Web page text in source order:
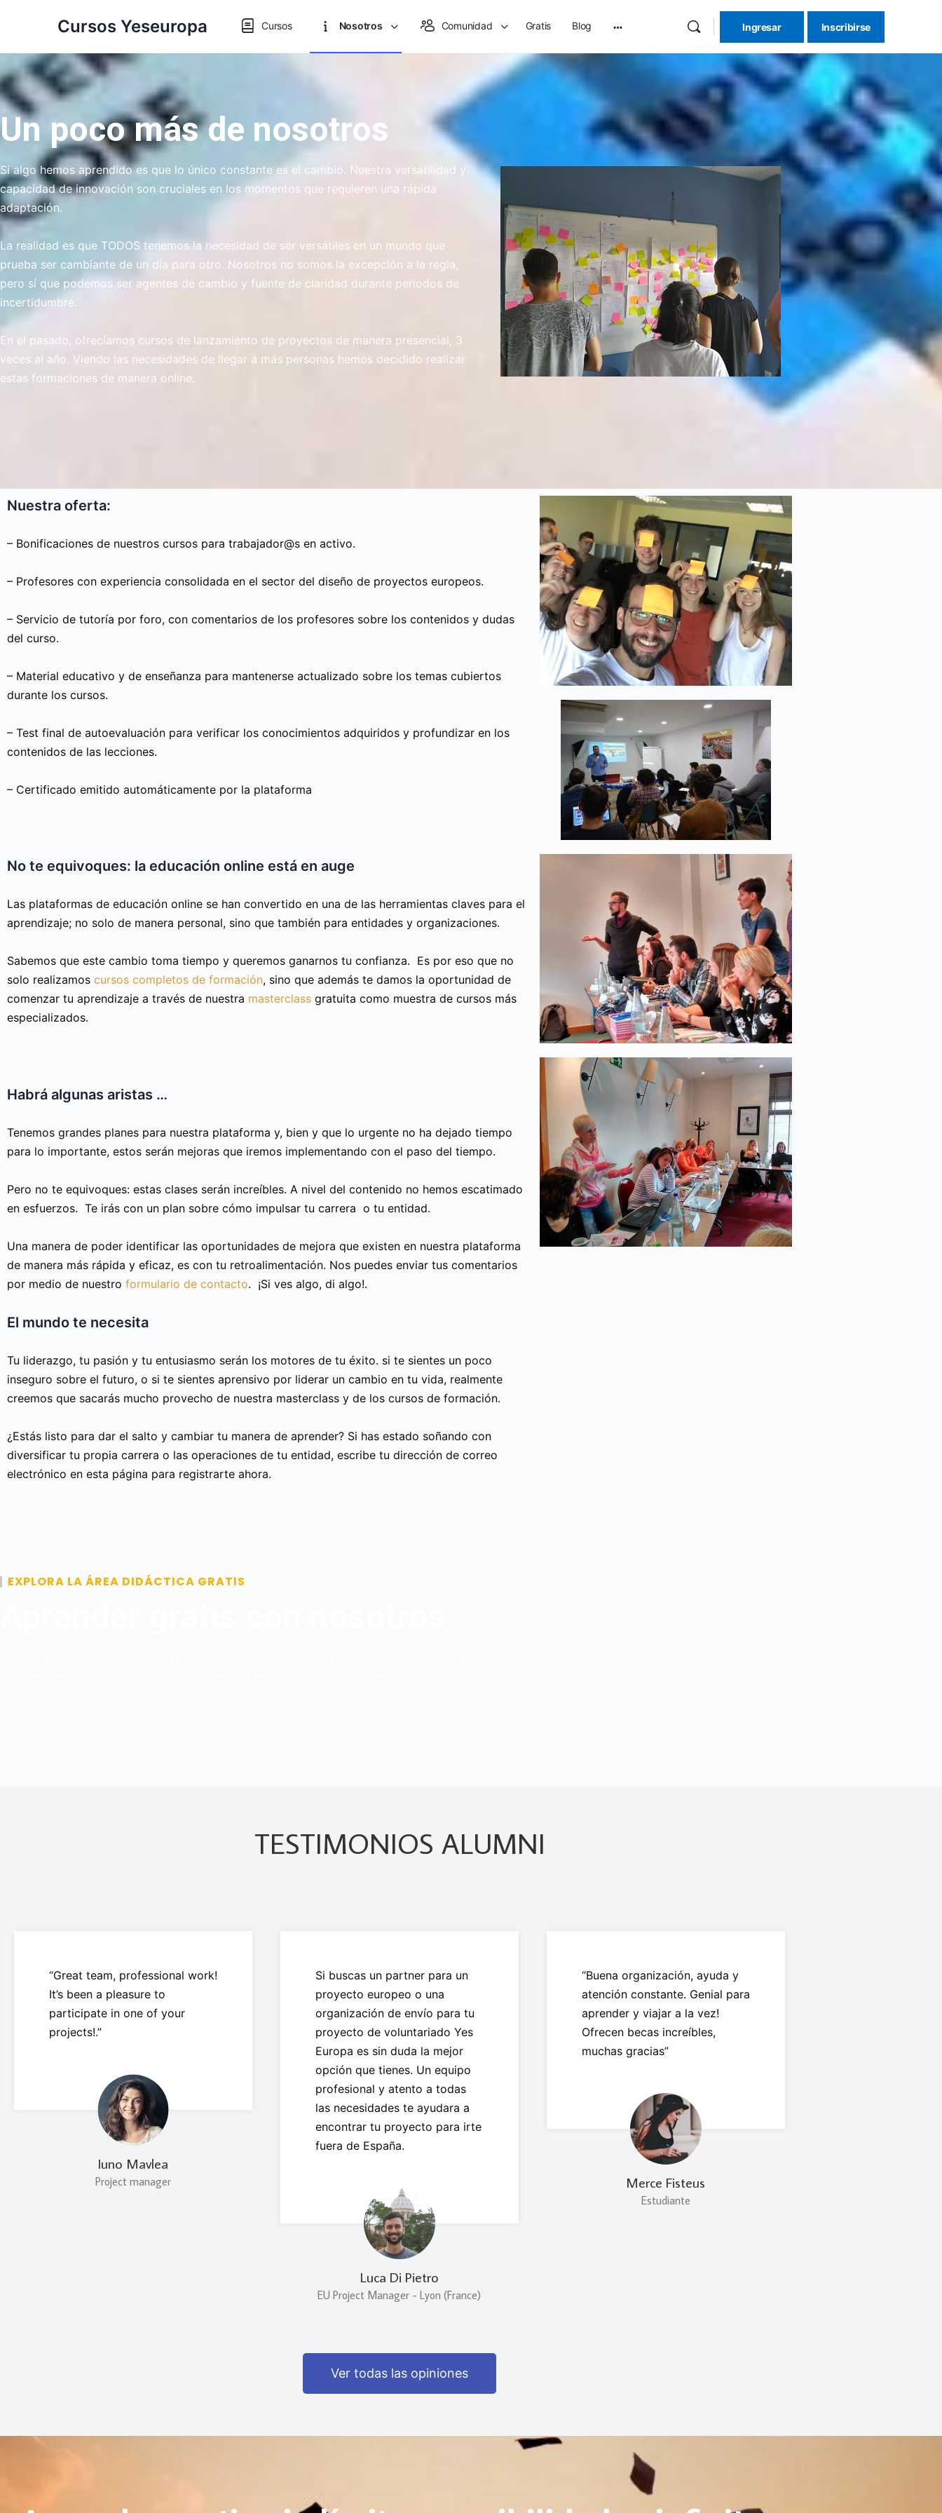
Cursos Yeseuropa Cursos Nosotros Comunidad Gratis Blog Ingresar Inscribirse
Un poco más de nosotros
Si algo hemos aprendido es que lo único constante es el cambio. Nuestra versatilidad y
capacidad de innovación son cruciales en los momentos que requieren una rápida
adaptación.
La realidad es que TODOS tenemos la necesidad de ser versátiles en un mundo que
prueba ser cambiante de un día para otro. Nosotros no somos la excepción a la regla,
pero sí que podemos ser agentes de cambio y fuente de claridad durante periodos de
incertidumbre.
En el pasado, ofrecíamos cursos de lanzamiento de proyectos de manera presencial, 3
veces al año. Viendo las necesidades de llegar a más personas hemos decidido realizar
estas formaciones de manera online.
Nuestra oferta:
– Bonificaciones de nuestros cursos para trabajador@s en activo.
– Profesores con experiencia consolidada en el sector del diseño de proyectos europeos.
– Servicio de tutoría por foro, con comentarios de los profesores sobre los contenidos y dudas
del curso.
– Material educativo y de enseñanza para mantenerse actualizado sobre los temas cubiertos
durante los cursos.
– Test final de autoevaluación para verificar los conocimientos adquiridos y profundizar en los
contenidos de las lecciones.
– Certificado emitido automáticamente por la plataforma
No te equivoques: la educación online está en auge
Las plataformas de educación online se han convertido en una de las herramientas claves para el
aprendizaje; no solo de manera personal, sino que también para entidades y organizaciones.
Sabemos que este cambio toma tiempo y queremos ganarnos tu confianza. Es por eso que no
solo realizamos cursos completos de formación, sino que además te damos la oportunidad de
comenzar tu aprendizaje a través de nuestra masterclass gratuita como muestra de cursos más
especializados.
Habrá algunas aristas …
Tenemos grandes planes para nuestra plataforma y, bien y que lo urgente no ha dejado tiempo
para lo importante, estos serán mejoras que iremos implementando con el paso del tiempo.
Pero no te equivoques: estas clases serán increíbles. A nivel del contenido no hemos escatimado
en esfuerzos. Te irás con un plan sobre cómo impulsar tu carrera o tu entidad.
Una manera de poder identificar las oportunidades de mejora que existen en nuestra plataforma
de manera más rápida y eficaz, es con tu retroalimentación. Nos puedes enviar tus comentarios
por medio de nuestro formulario de contacto. ¡Si ves algo, di algo!.
El mundo te necesita
Tu liderazgo, tu pasión y tu entusiasmo serán los motores de tu éxito. si te sientes un poco
inseguro sobre el futuro, o si te sientes aprensivo por liderar un cambio en tu vida, realmente
creemos que sacarás mucho provecho de nuestra masterclass y de los cursos de formación.
¿Estás listo para dar el salto y cambiar tu manera de aprender? Si has estado soñando con
diversificar tu propia carrera o las operaciones de tu entidad, escribe tu dirección de correo
electrónico en esta página para registrarte ahora.
EXPLORA LA ÁREA DIDÁCTICA GRATIS
TESTIMONIOS ALUMNI
“Great team, professional work!
It’s been a pleasure to
participate in one of your
projects!.”
Iuno Mavlea
Project manager
Si buscas un partner para un
proyecto europeo o una
organización de envío para tu
proyecto de voluntariado Yes
Europa es sin duda la mejor
opción que tienes. Un equipo
profesional y atento a todas
las necesidades te ayudara a
encontrar tu proyecto para irte
fuera de España.
Luca Di Pietro
EU Project Manager - Lyon (France)
Ver todas las opiniones
“Buena organización, ayuda y
atención constante. Genial para
aprender y viajar a la vez!
Ofrecen becas increíbles,
muchas gracias”
Merce Fisteus
Estudiante